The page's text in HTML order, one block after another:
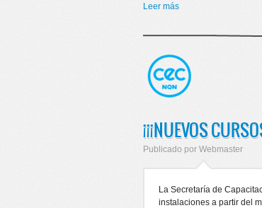
Leer más
¡¡¡NUEVOS
Publicado por Webmaster
La Secretaría de
instalaciones a partir del